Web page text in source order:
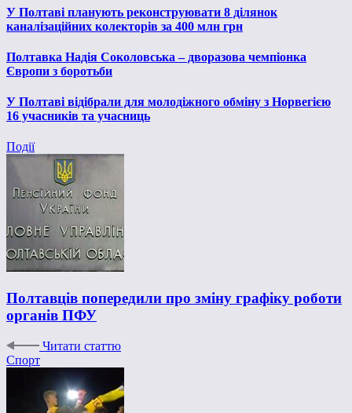
У Полтаві планують реконструювати 8 ділянок
каналізаційних колекторів за 400 млн грн
Полтавка Надія Соколовська – дворазова чемпіонка
Європи з боротьби
У Полтаві відібрали для молодіжного обміну з Норвегією
16 учасників та учасниць
Події
Полтавців попередили про зміну графіку роботи
органів ПФУ
Читати статтю
Спорт